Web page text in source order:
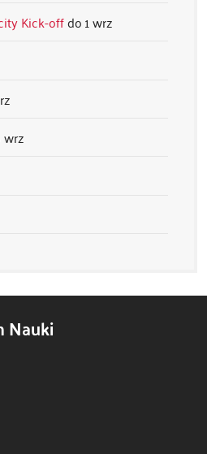
Kick-off
1 wrz
wrz
Nauki